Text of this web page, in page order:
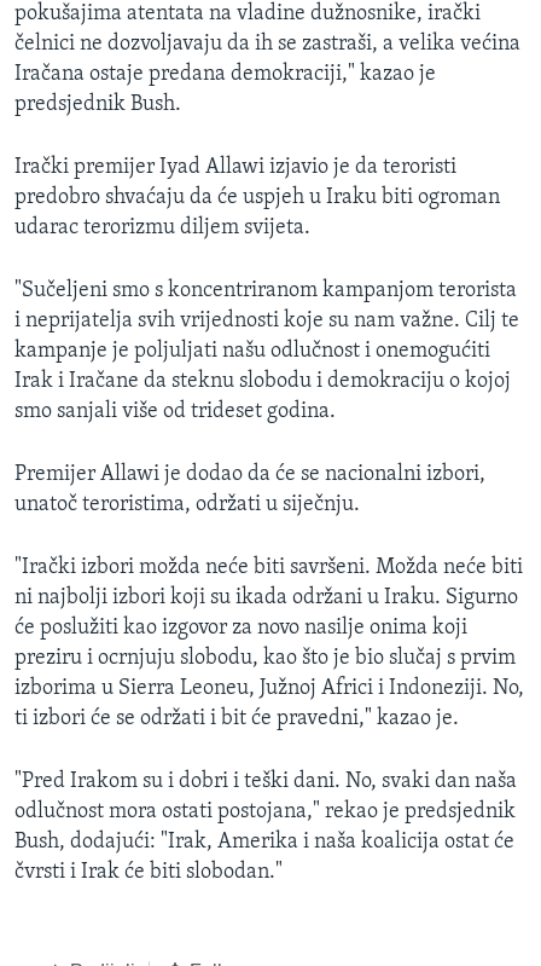
Learning English
PRATITE NAS
Jezici
pokušajima atentata na vladine dužnosnike, irački
čelnici ne dozvoljavaju da ih se zastraši, a velika većina
Iračana ostaje predana demokraciji," kazao je
predsjednik Bush.
Irački premijer Iyad Allawi izjavio je da teroristi
predobro shvaćaju da će uspjeh u Iraku biti ogroman
udarac terorizmu diljem svijeta.
"Sučeljeni smo s koncentriranom kampanjom terorista
i neprijatelja svih vrijednosti koje su nam važne. Cilj te
kampanje je poljuljati našu odlučnost i onemogućiti
Irak i Iračane da steknu slobodu i demokraciju o kojoj
smo sanjali više od trideset godina.
Premijer Allawi je dodao da će se nacionalni izbori,
unatoč teroristima, održati u siječnju.
"Irački izbori možda neće biti savršeni. Možda neće biti
ni najbolji izbori koji su ikada održani u Iraku. Sigurno
će poslužiti kao izgovor za novo nasilje onima koji
preziru i ocrnjuju slobodu, kao što je bio slučaj s prvim
izborima u Sierra Leoneu, Južnoj Africi i Indoneziji. No,
ti izbori će se održati i bit će pravedni," kazao je.
"Pred Irakom su i dobri i teški dani. No, svaki dan naša
odlučnost mora ostati postojana," rekao je predsjednik
Bush, dodajući: "Irak, Amerika i naša koalicija ostat će
čvrsti i Irak će biti slobodan."